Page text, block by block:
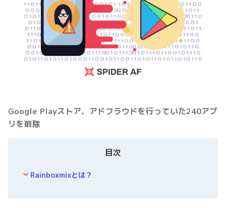
Google Playストア、アドフラウドを行っていた240アプ
リを削除
目次
Rainboxmixとは？